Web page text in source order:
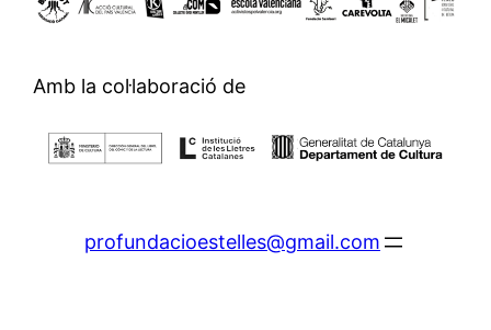
Amb la col·laboració de
profundacioestelles@gmail.com